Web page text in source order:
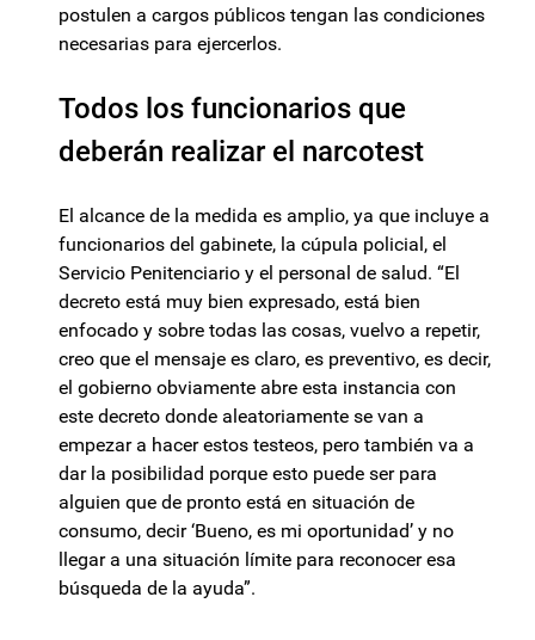
postulen a cargos públicos tengan las condiciones
necesarias para ejercerlos.
Todos los funcionarios que
deberán realizar el narcotest
El alcance de la medida es amplio, ya que incluye a
funcionarios del gabinete, la cúpula policial, el
Servicio Penitenciario y el personal de salud. “El
decreto está muy bien expresado, está bien
enfocado y sobre todas las cosas, vuelvo a repetir,
creo que el mensaje es claro, es preventivo, es decir,
el gobierno obviamente abre esta instancia con
este decreto donde aleatoriamente se van a
empezar a hacer estos testeos, pero también va a
dar la posibilidad porque esto puede ser para
alguien que de pronto está en situación de
consumo, decir ‘Bueno, es mi oportunidad’ y no
llegar a una situación límite para reconocer esa
búsqueda de la ayuda”.